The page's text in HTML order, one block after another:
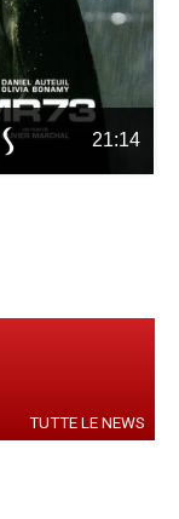
21:14
TUTTE LE NEWS